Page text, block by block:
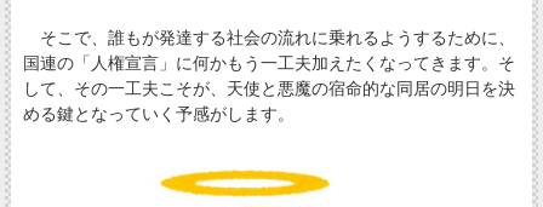
そこで、誰もが発達する社会の流れに乗れるようするために、
国連の「人権宣言」に何かもう一工夫加えたくなってきます。そ
して、その一工夫こそが、天使と悪魔の宿命的な同居の明日を決
める鍵となっていく予感がします。